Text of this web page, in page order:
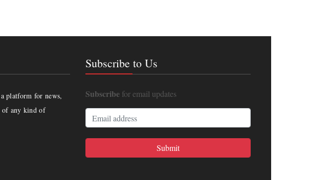
platform for news,
of any kind of
Subscribe to Us
Subscribefor email updates